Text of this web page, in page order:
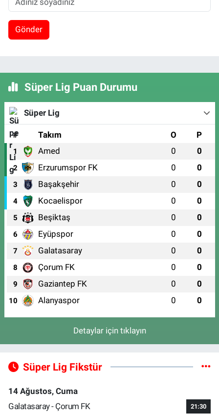
Gönder
Süper Lig Puan Durumu
Süper Lig
# Takım O P
1 Amed 0 0
2 Erzurumspor FK 0 0
3 Başakşehir 0 0
4 Kocaelispor 0 0
5 Beşiktaş 0 0
6 Eyüpspor 0 0
7 Galatasaray 0 0
8 Çorum FK 0 0
9 Gaziantep FK 0 0
10 Alanyaspor 0 0
Detaylar için tıklayın
Süper Lig Fikstür
14 Ağustos, Cuma
Galatasaray - Çorum FK
21:30